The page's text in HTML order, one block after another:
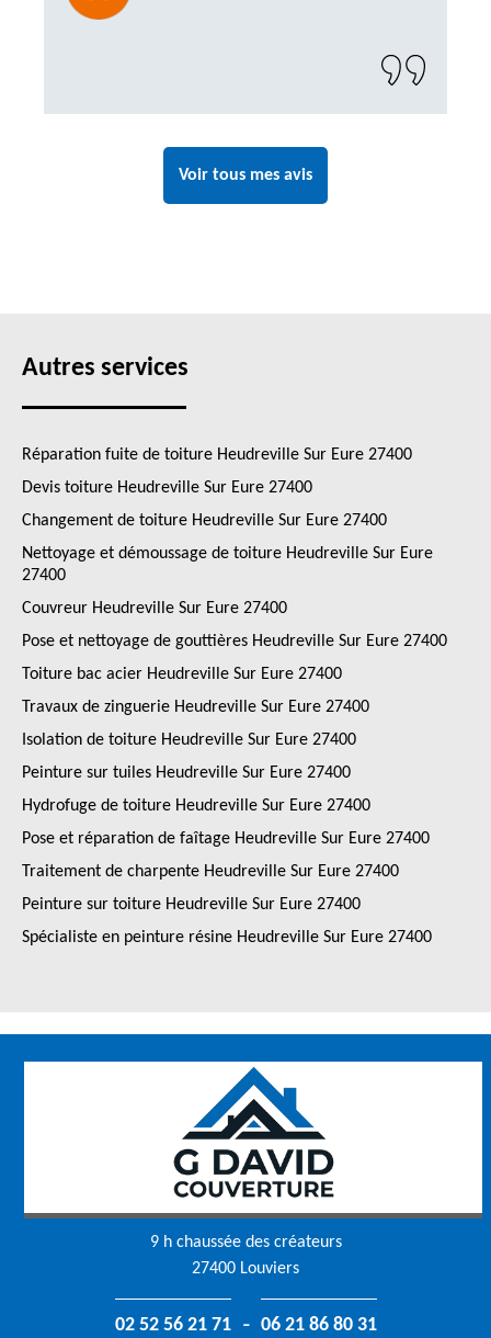
Un artisan de confiance que je n’hésiterai pas
Voir tous mes avis
Autres services
Réparation fuite de toiture Heudreville Sur Eure 27400
Devis toiture Heudreville Sur Eure 27400
Changement de toiture Heudreville Sur Eure 27400
Nettoyage et démoussage de toiture Heudreville Sur Eure
27400
Couvreur Heudreville Sur Eure 27400
Pose et nettoyage de gouttières Heudreville Sur Eure 27400
Toiture bac acier Heudreville Sur Eure 27400
Travaux de zinguerie Heudreville Sur Eure 27400
Isolation de toiture Heudreville Sur Eure 27400
Peinture sur tuiles Heudreville Sur Eure 27400
Hydrofuge de toiture Heudreville Sur Eure 27400
Pose et réparation de faîtage Heudreville Sur Eure 27400
Traitement de charpente Heudreville Sur Eure 27400
Peinture sur toiture Heudreville Sur Eure 27400
Spécialiste en peinture résine Heudreville Sur Eure 27400
9 h chaussée des créateurs
27400 Louviers
02 52 56 21 71 - 06 21 86 80 31